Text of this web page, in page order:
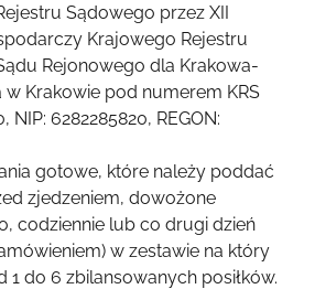
Sądowego przez XII
Krajowego Rejestru
Rejonowego dla Krakowa-
w Krakowie pod numerem KRS
NIP: 6282285820, REGON:
gotowe, które należy poddać
zjedzeniem, dowożone
codziennie lub co drugi dzień
w zestawie na który
1 do 6 zbilansowanych posiłków.